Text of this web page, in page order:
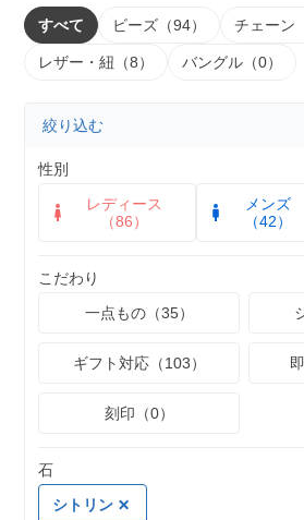
すべて ビーズ（94） チェーン
レザー・紐（8） バングル（0）
絞り込む
性別
レディース
（86）
メンズ
（42）
こだわり
一点もの（35）
ギフト対応（103）
刻印（0）
石
シトリン